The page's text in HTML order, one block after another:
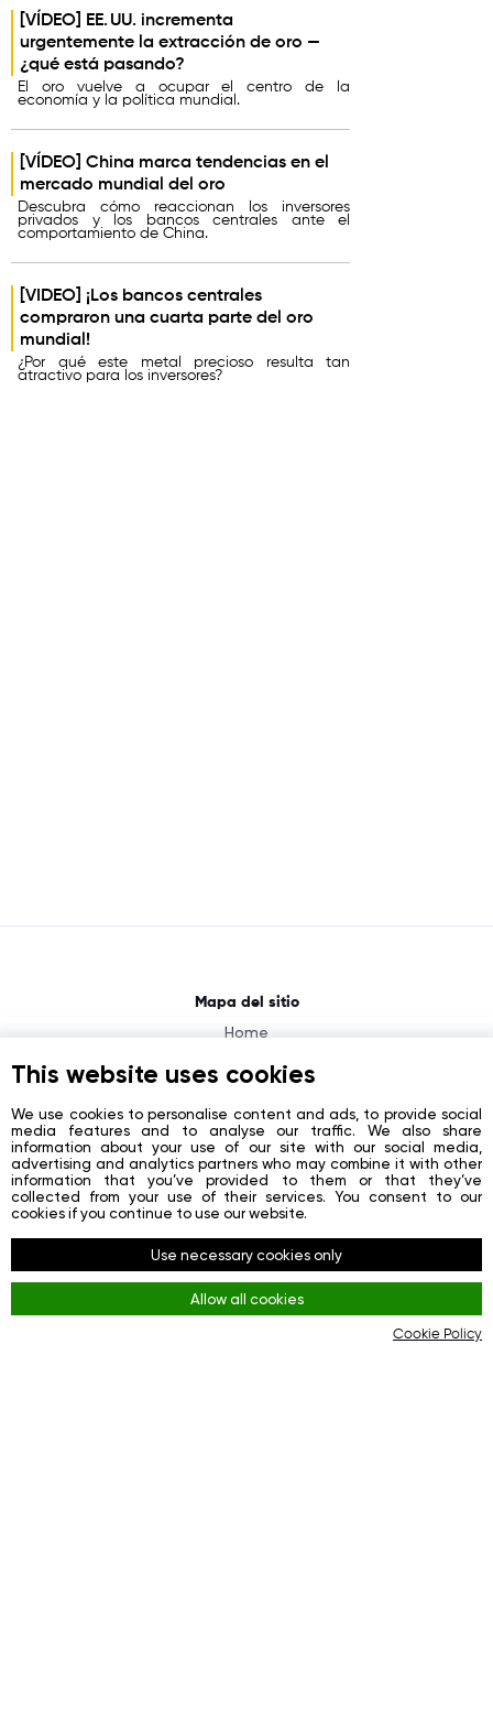
[VÍDEO] EE. UU. incrementa
urgentemente la extracción de oro —
¿qué está pasando?
El oro vuelve a ocupar el centro de la
economía y la política mundial.
[VÍDEO] China marca tendencias en el
mercado mundial del oro
Descubra cómo reaccionan los inversores
privados y los bancos centrales ante el
comportamiento de China.
[VIDEO] ¡Los bancos centrales
compraron una cuarta parte del oro
mundial!
¿Por qué este metal precioso resulta tan
atractivo para los inversores?
Mapa del sitio
Home
About
Contacts
Registration
Login
Redes sociales
Facebook
This website uses cookies
We use cookies to personalise content and ads, to provide social
media features and to analyse our traffic. We also share
information about your use of our site with our social media,
advertising and analytics partners who may combine it with other
information that you’ve provided to them or that they’ve
collected from your use of their services. You consent to our
cookies if you continue to use our website.
Use necessary cookies only
Allow all cookies
Cookie Policy